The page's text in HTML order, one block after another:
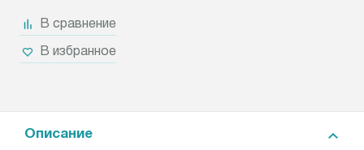
В сравнение
В избранное
Описание